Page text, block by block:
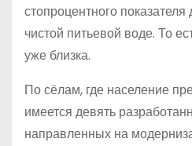
стопроцентного
чистой питьевой воде. То
уже близка.
По сёлам, где население
имеется девять
направленных на